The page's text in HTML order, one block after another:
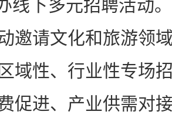
下多元招聘活动。
邀请文化和旅游领
域性、行业性专场
促进、产业供需对